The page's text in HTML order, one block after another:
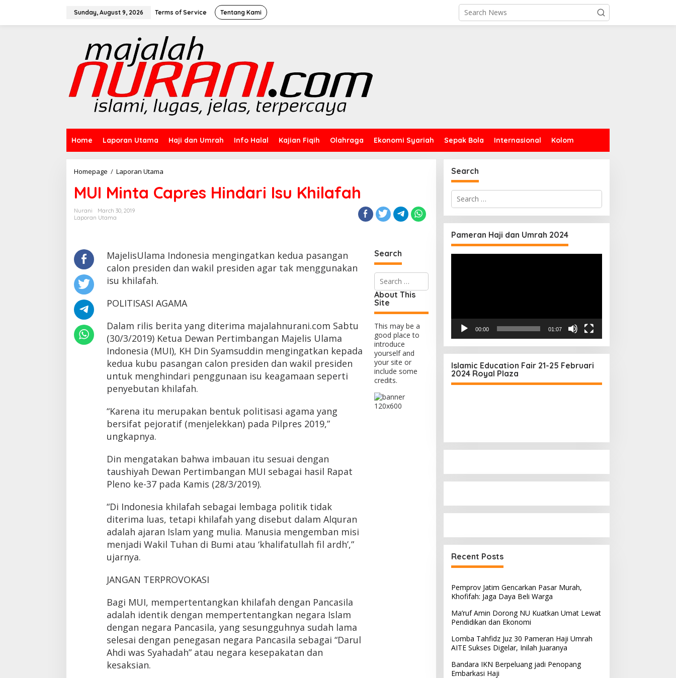
Sunday, August 9, 2026 Terms of Service Tentang Kami
Home Laporan Utama Haji dan Umrah Info Halal Kajian Fiqih Olahraga Ekonomi Syariah Sepak Bola Internasional Kolom
Homepage / Laporan Utama
Capres
Hindari
MUI Minta Capres Hindari Isu Khilafah
Nurani
March 30, 2019
Laporan Utama
MajelisUlama Indonesia mengingatkan kedua pasangan
calon presiden dan wakil presiden agar tak menggunakan
isu khilafah.
POLITISASI AGAMA
Dalam rilis berita yang diterima majalahnurani.com Sabtu
(30/3/2019) Ketua Dewan Pertimbangan Majelis Ulama
Indonesia (MUI), KH Din Syamsuddin mengingatkan kepada
kedua kubu pasangan calon presiden dan wakil presiden
untuk menghindari penggunaan isu keagamaan seperti
penyebutan khilafah.
“Karena itu merupakan bentuk politisasi agama yang
bersifat pejoratif (menjelekkan) pada Pilpres 2019,”
ungkapnya.
Din mengatakan bahwa imbauan itu sesuai dengan
taushiyah Dewan Pertimbangan MUI sebagai hasil Rapat
Pleno ke-37 pada Kamis (28/3/2019).
“Di Indonesia khilafah sebagai lembaga politik tidak
diterima luas, tetapi khilafah yang disebut dalam Alquran
adalah ajaran Islam yang mulia. Manusia mengemban misi
menjadi Wakil Tuhan di Bumi atau ‘khalifatullah fil ardh’,”
ujarnya.
JANGAN TERPROVOKASI
Bagi MUI, mempertentangkan khilafah dengan Pancasila
adalah identik dengan mempertentangkan negara Islam
dengan negara Pancasila, yang sesungguhnya sudah lama
selesai dengan penegasan negara Pancasila sebagai “Darul
Ahdi was Syahadah” atau negara kesepakatan dan
kesaksian.
Search
Search
for:
About This
Site
This may be a
good place to
introduce
yourself and
your site or
include some
credits.
Search
Search
for:
Pameran Haji dan Umrah 2024
00:00 01:07
Islamic Education Fair 21-25 Februari
2024 Royal Plaza
Recent Posts
Pemprov Jatim Gencarkan Pasar Murah,
Khofifah: Jaga Daya Beli Warga
Ma’ruf Amin Dorong NU Kuatkan Umat Lewat
Pendidikan dan Ekonomi
Lomba Tahfidz Juz 30 Pameran Haji Umrah
AITE Sukses Digelar, Inilah Juaranya
Bandara IKN Berpeluang jadi Penopang
Embarkasi Haji